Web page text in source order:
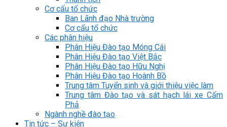
Cơ cấu tổ chức
Ban Lãnh đạo Nhà trường
Cơ cấu tổ chức
Các phân hiệu
Phân Hiệu Đào tạo Móng Cái
Phân Hiệu Đào tạo Việt Bắc
Phân Hiệu Đào tạo Hữu Nghị
Phân Hiệu Đào tạo Hoành Bồ
Trung tâm Tuyển sinh và giới thiệu việc làm
Trung tâm Đào tạo và sát hạch lái xe Cẩm
Phả
Ngành nghề đào tạo
Tin tức – Sự kiện